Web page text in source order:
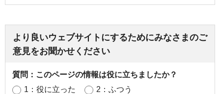
より良いウェブサイトにするためにみなさまのご
意見をお聞かせください
質問：このページの情報は役に立ちましたか？
1：役に立った
2：ふつう